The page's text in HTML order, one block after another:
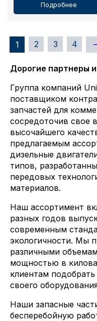
Подробнее
1 2 3 4
Дорогие партнеры
Группа компаний
поставщиком
запчастей для
сосредоточив свое
высочайшего
предлагаемым
дизельные
типов,
передовых
материалов.
Наш ассортимент
разных годов
современным
экологичности. Мы
различными
мощностью в
клиентам
своего
Наши запасные
бесперебойную